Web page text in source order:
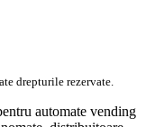
drepturile rezervate.
automate vending